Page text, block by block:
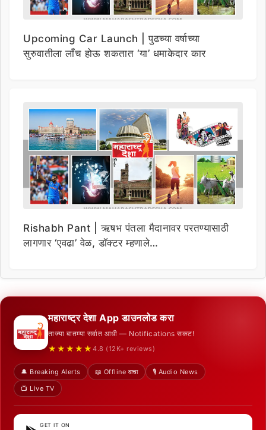
Upcoming Car Launch | पुढच्या वर्षाच्या
सुरुवातीला लाँच होऊ शकतात ‘या’ धमाकेदार कार
Rishabh Pant | ऋषभ पंतला मैदानावर परतण्यासाठी
लागणार ‘एवढा’ वेळ, डॉक्टर म्हणाले…
महाराष्ट्र देशा App डाउनलोड करा
ताज्या बातम्या सर्वात आधी — Notifications सकट!
★★★★★ 4.8 (12K+ reviews)
🔔 Breaking Alerts 📖 Offline वाचा
🎙️ Audio News
📺 Live TV
GET IT ON